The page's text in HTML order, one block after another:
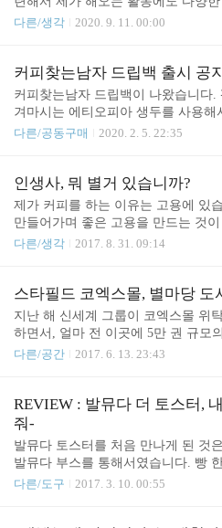
주시면 됩니다. e-mail :
펠 갯수에 유의) 신청해주신 모든 분
드 모던을 체험하고 리뷰를 남겨주실
다. 모던 블랜드를 이용해서 에스프
에스프레소와 유사한 고농도의 커피
니다. 정보를 습득하는 플랫폼이 유
면 교육에서의 장점은 여전하다고 생
젊은이들이 원하는 수준까지의 교육
당 부분 대체가 되는 것 같습니다.
교육들은 1-2년 전부터 확연한 쇠퇴
을 하고 있었습니다. 자격증 발급이
하지 못하실지도 모르겠습니다. 요즘
대라고들 하죠.(언택트는 콩글리쉬-)
되다 보니 이런 현상은 더욱 심해진
면 교육의 ..
다른/생각 2020. 9. 11. 00:00
커피찾는남자 드립백 출시 공
커피찾는남자 드립백이 나왔습니다.
겨마시는 에티오피아 생두를 사용해
다. 기성 드립백 대부분은 10g 정도의
련된 패키지를 갖추지는 못했지만 커
분이라면 만족스럽게 드실 수 있는
각합니다. 감사합니다. 원산지 : 에
쿠 세이사 G1 (GUJI BUKU
(Natural) 품종 : 에티오피아 토착종 재
당 https://smartstore.naver.com/
811749429 에..
다른/공동구매 2020. 2. 5. 22:35
인생사, 뭐 별거 있습니까?
제가 커피를 하는 이유는 고용에 있
만들어가며 좋은 고용을 만드는 것
이냐?' 물으신다면 그에 대한 대답은
던 때가 있습니다. 커피를 통한 고용
량 비즈니스였는데요. 언젠가 1억
거창한 꿈을 꾸던 때도 있었습니다.
이 흘러가고 변해가더군요. 자신의
원대했던 비전은 간데 없고, 한 순간
다른/생각 2017. 8. 31. 09:14
스타필드 코엑스몰, 별마당 도
지난 해 신세계 그룹이 코엑스몰 위
하면서, 얼마 전 이곳에 5만 권 규모
있는 별마당 도서관을 오픈 했습니다
커피찾는남자 에디터로 오늘 코엑스
다. 사진으로 잠시 공간을 함께 보겠
있는 스피커는 트위터(고음을 재생
이 고장난 채로 귀에 거슬리는 소리
었습니다. 공간을 둘러보면서 웅장
상적이었습니다. 많은 사람이 공간을
다른/공간 2017. 6. 13. 23:43
REVIEW : 발뮤다 더 토스터,
줘-
발뮤다 토스터를 처음 만나게 된 것
발뮤다 부스를 통해서였습니다. 빵
지나가는 사람들에게 시음을 진행하
다른/도구 2017. 3. 10. 00:55